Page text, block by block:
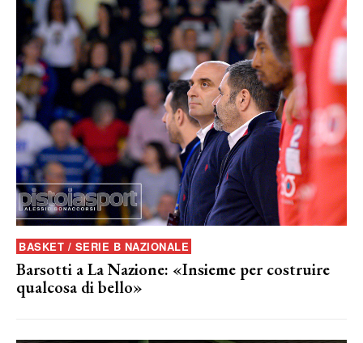
BASKET / SERIE B NAZIONALE
Barsotti a La Nazione: «Insieme per costruire
qualcosa di bello»